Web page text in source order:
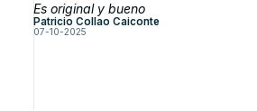
Es original y bueno
Patricio Collao Caiconte
07-10-2025